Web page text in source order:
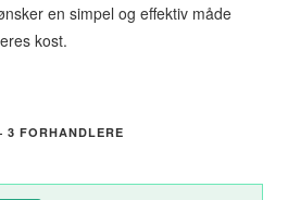
en simpel og effektiv måde
kost.
3 FORHANDLERE